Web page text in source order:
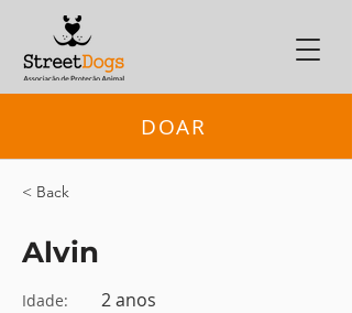
DOAR
< Back
Alvin
Idade: 2 anos